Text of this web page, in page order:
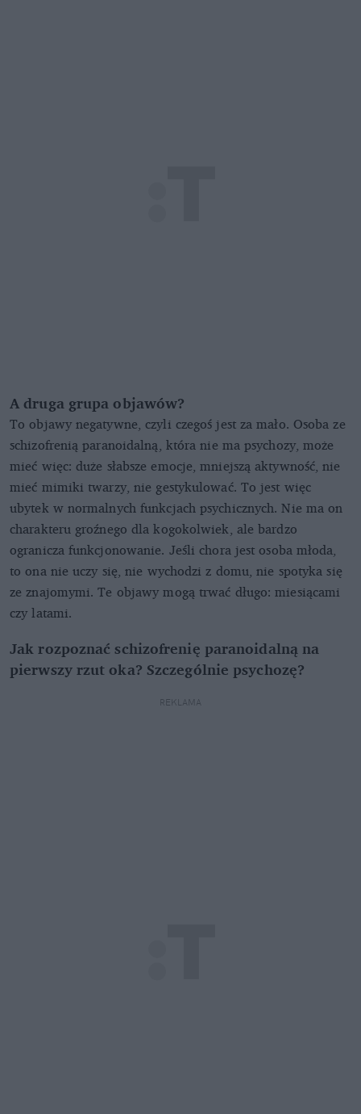
A druga grupa objawów?
To objawy negatywne, czyli czegoś jest za mało. Osoba ze
schizofrenią paranoidalną, która nie ma psychozy, może
mieć więc: duże słabsze emocje, mniejszą aktywność, nie
mieć mimiki twarzy, nie gestykulować. To jest więc
ubytek w normalnych funkcjach psychicznych. Nie ma on
charakteru groźnego dla kogokolwiek, ale bardzo
ogranicza funkcjonowanie. Jeśli chora jest osoba młoda,
to ona nie uczy się, nie wychodzi z domu, nie spotyka się
ze znajomymi. Te objawy mogą trwać długo: miesiącami
czy latami.
Jak rozpoznać schizofrenię paranoidalną na
pierwszy rzut oka? Szczególnie psychozę?
REKLAMA